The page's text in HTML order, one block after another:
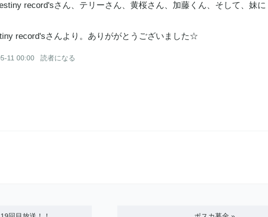
record'sさん、テリーさん、黄桜さん、加藤くん、そして、妹に
record'sさんより。ありががとうございました☆
11 00:00 読者になる